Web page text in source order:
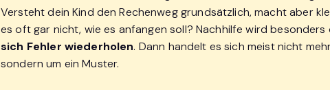
Versteht dein Kind den Rechenweg grundsätzlich, macht aber
es oft gar nicht, wie es anfangen soll? Nachhilfe wird besonders
sich Fehler wiederholen. Dann handelt es sich meist nicht
sondern um ein Muster.